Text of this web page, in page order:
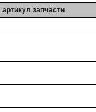
артикул запчасти